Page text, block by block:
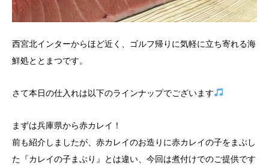
西宮北インターからほど近く、ゴルフ帰りに気軽に立ち寄れる海
鮮処ととまつです。
さて本日の仕入れは以下のラインナップでございます
まずは兵庫県から赤カレイ！
前も紹介しましたが、赤カレイのお造りに赤カレイの子をまぶし
た『カレイの子まぶり』とは違い、今回は煮付けでのご提供です